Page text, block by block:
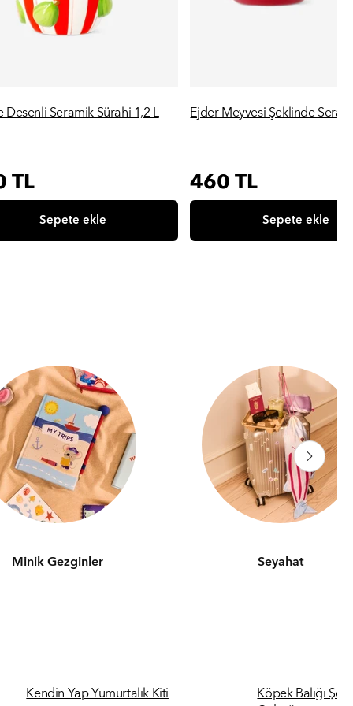
Hızlı Görünüm
Desenli Seramik Sürahi 1,2 L
TL
Sepete ekle
Hızlı Görünüm
Ejder Meyvesi Şeklinde
Normal
fiyat
460 TL
Sepete ekle
Minik Gezginler Seyahat
Kendin Yap Yumurtalık Kiti Köpek Balığı